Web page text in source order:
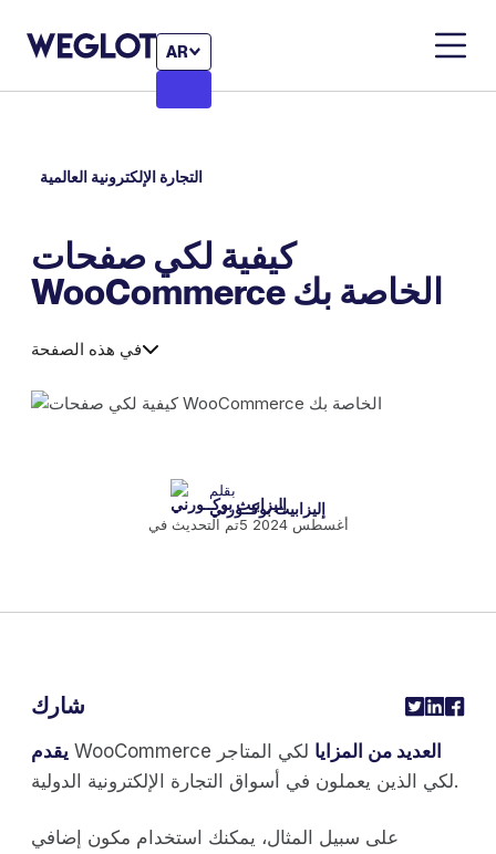
AR
التجارة الإلكترونية العالمية
كيفية لكي صفحات
WooCommerce الخاصة بك
في هذه الصفحة
بقلم
إليزابيث بوكــورني
تم التحديث في
5 أغسطس 2024
يقدم WooCommerce العديد من المزايا لكي المتاجر
لكي الذين يعملون في أسواق التجارة الإلكترونية الدولية.
على سبيل المثال، يمكنك استخدام مكون إضافي
شارك